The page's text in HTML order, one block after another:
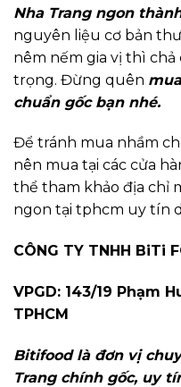
Nha Trang ngon
nguyên liệu cơ bản
nêm nếm gia vị thì
trọng. Đừng quên
chuẩn gốc bạn nhé.
Để tránh mua nhầm
nên mua tại các cửa
thể tham khảo địa chỉ
ngon tại tphcm uy tín
CÔNG TY TNHH BiTi
VPGD: 143/19 Phạm
TPHCM
Bitifood là đơn vị
Trang chính gốc, uy